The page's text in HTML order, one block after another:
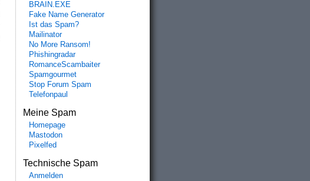
BRAIN.EXE
Fake Name Generator
Ist das Spam?
Mailinator
No More Ransom!
Phishingradar
RomanceScambaiter
Spamgourmet
Stop Forum Spam
Telefonpaul
Meine Spam
Homepage
Mastodon
Pixelfed
Technische Spam
Anmelden